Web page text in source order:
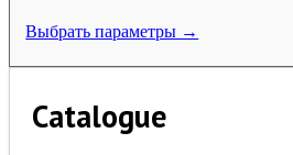
Выбрать параметры →
Catalogue